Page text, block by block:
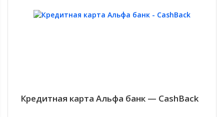
Кредитная карта Альфа банк — CashBack